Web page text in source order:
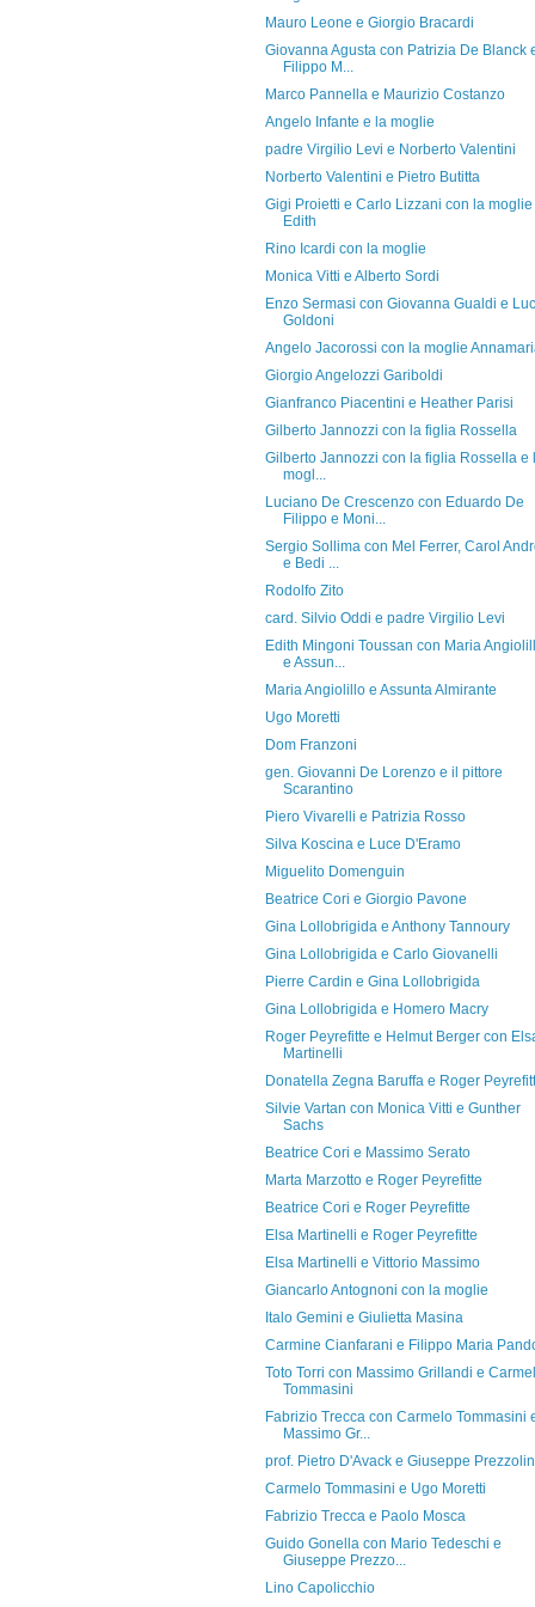
Mauro Leone e Giorgio Bracardi
Giovanna Agusta con Patrizia De Blanck
Filippo M...
Marco Pannella e Maurizio Costanzo
Angelo Infante e la moglie
padre Virgilio Levi e Norberto Valentini
Norberto Valentini e Pietro Butitta
Gigi Proietti e Carlo Lizzani con la moglie
Edith
Rino Icardi con la moglie
Monica Vitti e Alberto Sordi
Enzo Sermasi con Giovanna Gualdi e
Goldoni
Angelo Jacorossi con la moglie
Giorgio Angelozzi Gariboldi
Gianfranco Piacentini e Heather Parisi
Gilberto Jannozzi con la figlia Rossella
Gilberto Jannozzi con la figlia Rossella e
mogl...
Luciano De Crescenzo con Eduardo De
Filippo e Moni...
Sergio Sollima con Mel Ferrer, Carol
e Bedi ...
Rodolfo Zito
card. Silvio Oddi e padre Virgilio Levi
Edith Mingoni Toussan con Maria
e Assun...
Maria Angiolillo e Assunta Almirante
Ugo Moretti
Dom Franzoni
gen. Giovanni De Lorenzo e il pittore
Scarantino
Piero Vivarelli e Patrizia Rosso
Silva Koscina e Luce D'Eramo
Miguelito Domenguin
Beatrice Cori e Giorgio Pavone
Gina Lollobrigida e Anthony Tannoury
Gina Lollobrigida e Carlo Giovanelli
Pierre Cardin e Gina Lollobrigida
Gina Lollobrigida e Homero Macry
Roger Peyrefitte e Helmut Berger con
Martinelli
Donatella Zegna Baruffa e Roger
Silvie Vartan con Monica Vitti e Gunther
Sachs
Beatrice Cori e Massimo Serato
Marta Marzotto e Roger Peyrefitte
Beatrice Cori e Roger Peyrefitte
Elsa Martinelli e Roger Peyrefitte
Elsa Martinelli e Vittorio Massimo
Giancarlo Antognoni con la moglie
Italo Gemini e Giulietta Masina
Carmine Cianfarani e Filippo Maria
Toto Torri con Massimo Grillandi e
Tommasini
Fabrizio Trecca con Carmelo Tommasini
Massimo Gr...
prof. Pietro D'Avack e Giuseppe
Carmelo Tommasini e Ugo Moretti
Fabrizio Trecca e Paolo Mosca
Guido Gonella con Mario Tedeschi e
Giuseppe Prezzo...
Lino Capolicchio